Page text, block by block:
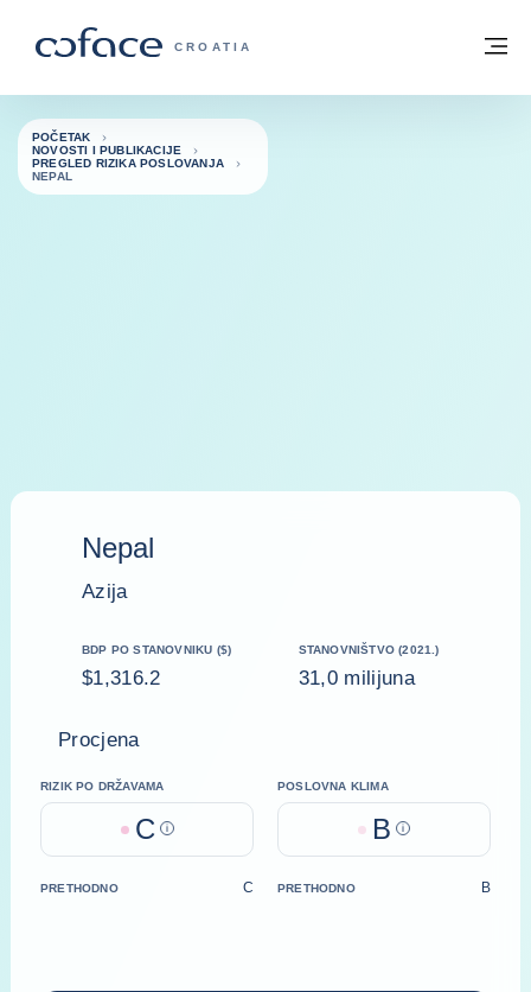
COFACE FOR TRADE - POČETNA
CROATIA
Povratak na početnu stranicu
POČETAK
NOVOSTI I PUBLIKACIJE
PREGLED RIZIKA POSLOVANJA
NEPAL
Nepal
Azija
BDP PO STANOVNIKU ($)
$1,316.2
STANOVNIŠTVO (2021.)
31,0 milijuna
Procjena
RIZIK PO DRŽAVAMA
C Help
POSLOVNA KLIMA
B Help
PRETHODNO C PRETHODNO B